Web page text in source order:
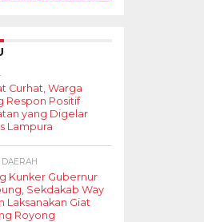
Curhat, Warga
Respon Positif
yang Digelar
Lampura
DAERAH
Kunker Gubernur
Sekdakab Way
Laksanakan Giat
Royong